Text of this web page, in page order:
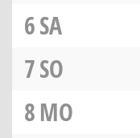
6SA
7SO
8MO